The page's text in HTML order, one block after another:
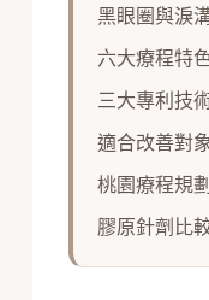
黑眼圈與淚
六大療程特
三大專利技
適合改善對象
桃園療程規劃
膠原針劑比